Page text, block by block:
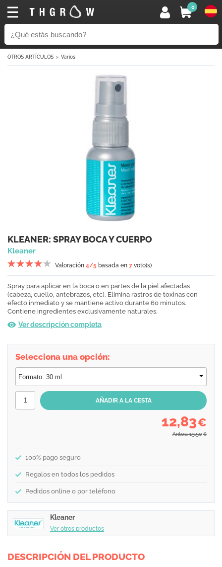
0
OTROS ARTÍCULOS Varios
KLEANER: SPRAY BOCA Y CUERPO
Kleaner
Valoración 4/5 basada en 7 voto(s)
Spray para aplicar en la boca o en partes de la piel afectadas
(cabeza, cuello, antebrazos, etc). Elimina rastros de toxinas con
efecto inmediato y se mantiene activo durante 60 minutos.
Contiene ingredientes exclusivamente naturales.
Ver descripción completa
Selecciona una opción:
12,83€
Antes: 13,50 €
100% pago seguro
Regalos en todos los pedidos
Pedidos online o por teléfono
Kleaner
Ver otros productos
DESCRIPCIÓN DEL PRODUCTO